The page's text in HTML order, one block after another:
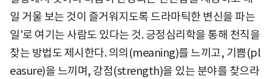
일 거울 보는 것이 즐거워지도록 드라마틱한 변신을 파는
일'로 여기는 사람도 있다는 것. 긍정심리학을 통해 천직을
찾는 방법도 제시한다. 의의(meaning)를 느끼고, 기쁨(pl
easure)을 느끼며, 강점(strength)을 있는 분야를 찾으라